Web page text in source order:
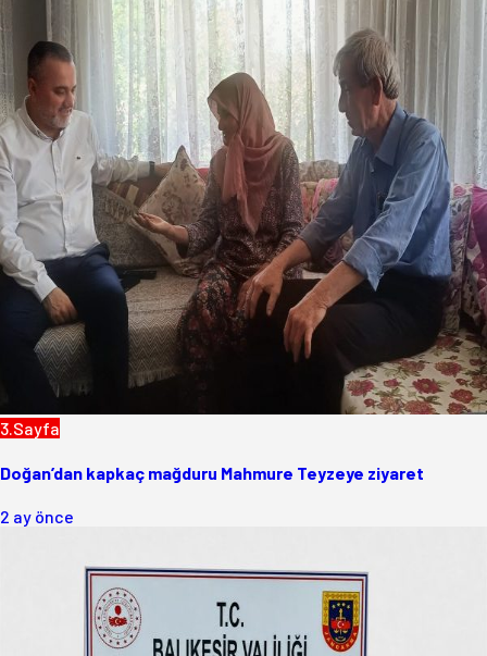
3.Sayfa
Doğan’dan kapkaç mağduru Mahmure Teyzeye ziyaret
2 ay önce